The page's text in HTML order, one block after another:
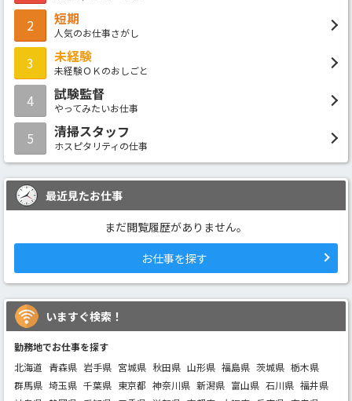
2 短期
人気のお仕事さがし
3 未経験
未経験ＯＫのおしごと
4 試験監督
やってみたいお仕事
5 清掃スタッフ
ホスピタリティの仕事
最近見たお仕事
まだ閲覧履歴がありません。
お仕事を探す
いますぐ検索！
勤務地でお仕事を探す
北海道 青森県 岩手県 宮城県 秋田県 山形県 福島県 茨城県 栃木県
群馬県 埼玉県 千葉県 東京都 神奈川県 新潟県 富山県 石川県 福井県